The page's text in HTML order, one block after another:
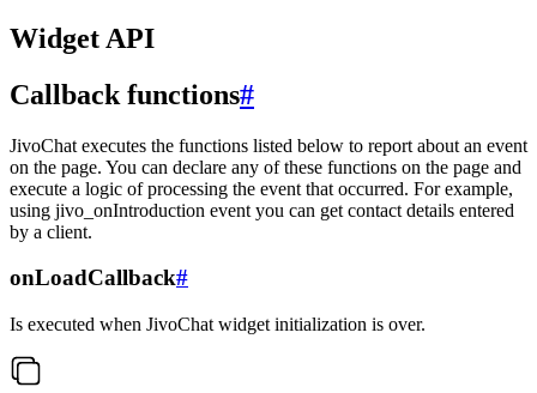
Widget API
Callback functions#
JivoChat executes the functions listed below to report about an event
on the page. You can declare any of these functions on the page and
execute a logic of processing the event that occurred. For example,
using jivo_onIntroduction event you can get contact details entered
by a client.
onLoadCallback#
Is executed when JivoChat widget initialization is over.